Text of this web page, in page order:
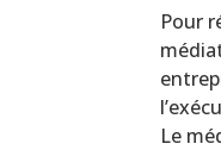
Pour
Le